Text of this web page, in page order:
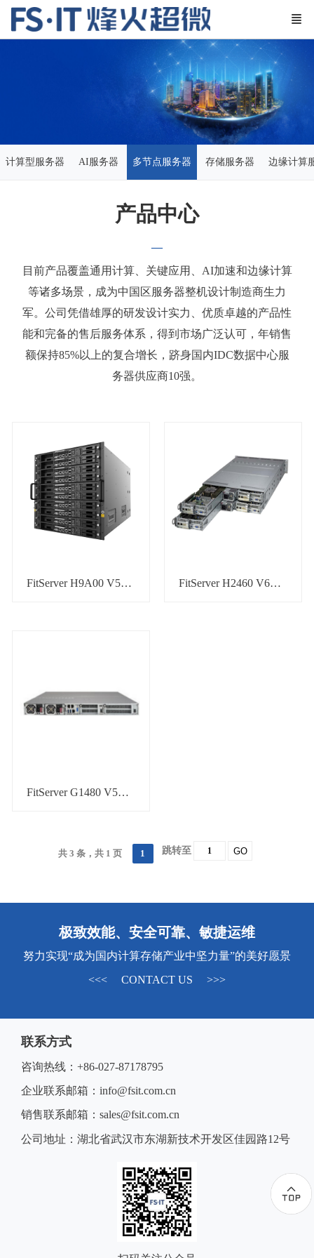
计算型服务器 AI服务器 多节点服务器 存储服务器 边缘计算
产品中心
—
目前产品覆盖通用计算、关键应用、AI加速和边缘计算
等诸多场景，成为中国区服务器整机设计制造商生力
军。公司凭借雄厚的研发设计实力、优质卓越的产品性
能和完备的售后服务体系，得到市场广泛认可，年销售
额保持85%以上的复合增长，跻身国内IDC数据中心服
务器供应商10强。
FitServer H9A00 V5服务器 FitServer H2460 V6服务器
FitServer G1480 V5服务器
共 3 条，共 1 页 1 跳转至 GO
极致效能、安全可靠、敏捷运维
努力实现“成为国内计算存储产业中坚力量”的美好愿景
<<< CONTACT US >>>
联系方式
咨询热线：+86-027-87178795
企业联系邮箱：info@fsit.com.cn
销售联系邮箱：sales@fsit.com.cn
公司地址：湖北省武汉市东湖新技术开发区佳园路12号